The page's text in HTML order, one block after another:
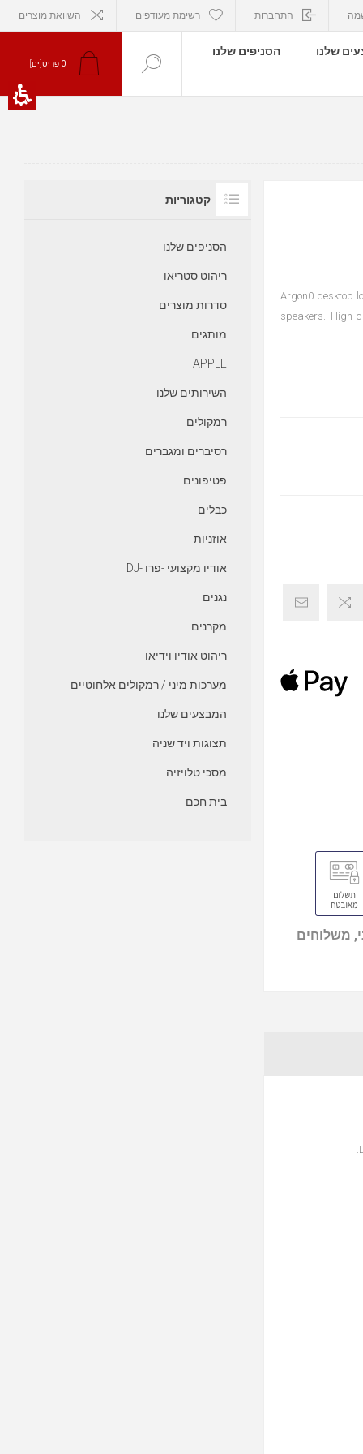
התחברות רשימת מעודפים השוואת מוצרים
שלנו
הסניפים שלנו
0 פריט[ים]
Argon0 desktop
speakers. High-
משלוחים
קטגוריות
הסניפים שלנו
ריהוט סטריאו
סדרות מוצרים
מותגים
APPLE
השירותים שלנו
רמקולים
רסיברים ומגברים
פטיפונים
כבלים
אוזניות
אודיו מקצועי -פרו -DJ
נגנים
מקרנים
ריהוט אודיו וידיאו
מערכות מיני / רמקולים אלחוטיים
המבצעים שלנו
תצוגות ויד שניה
מסכי טלויזיה
בית חכם